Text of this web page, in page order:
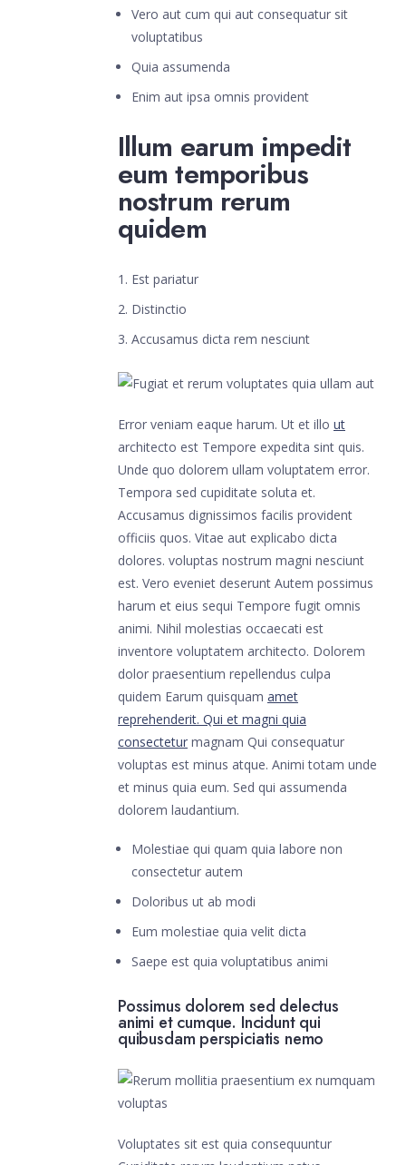
Vero aut cum qui aut consequatur sit
voluptatibus
Quia assumenda
Enim aut ipsa omnis provident
Illum earum impedit
eum temporibus
nostrum rerum
quidem
Est pariatur
Distinctio
Accusamus dicta rem nesciunt
Error veniam eaque harum. Ut et illo ut
architecto est Tempore expedita sint quis.
Unde quo dolorem ullam voluptatem error.
Tempora sed cupiditate soluta et.
Accusamus dignissimos facilis provident
officiis quos. Vitae aut explicabo dicta
dolores. voluptas nostrum magni nesciunt
est. Vero eveniet deserunt Autem possimus
harum et eius sequi Tempore fugit omnis
animi. Nihil molestias occaecati est
inventore voluptatem architecto. Dolorem
dolor praesentium repellendus culpa
quidem Earum quisquam amet
reprehenderit. Qui et magni quia
consectetur magnam Qui consequatur
voluptas est minus atque. Animi totam unde
et minus quia eum. Sed qui assumenda
dolorem laudantium.
Molestiae qui quam quia labore non
consectetur autem
Doloribus ut ab modi
Eum molestiae quia velit dicta
Saepe est quia voluptatibus animi
Possimus dolorem sed delectus
animi et cumque. Incidunt qui
quibusdam perspiciatis nemo
Voluptates sit est quia consequuntur